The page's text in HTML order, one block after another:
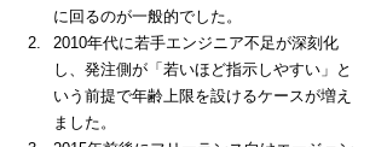
に回るのが一般的でした。
2010年代に若手エンジニア不足が深刻化
し、発注側が「若いほど指示しやすい」と
いう前提で年齢上限を設けるケースが増え
ました。